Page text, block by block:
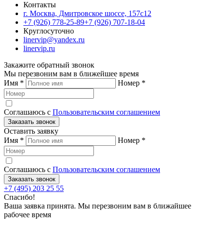
Контакты
г. Москва, Дмитровское шоссе, 157c12
+7 (926) 778-25-89+7 (926) 707-18-04
Круглосуточно
linervip@yandex.ru
linervip.ru
Закажите обратный звонок
Мы перезвоним вам в ближейшее время
Имя * Номер *
Соглашаюсь с Пользовательским соглашением
Заказать звонок
Оставить заявку
Имя * Номер *
Соглашаюсь с Пользовательским соглашением
Заказать звонок
+7 (495) 203 25 55
Спасибо!
Ваша заявка принята. Мы перезвоним вам в ближайшее
рабочее время